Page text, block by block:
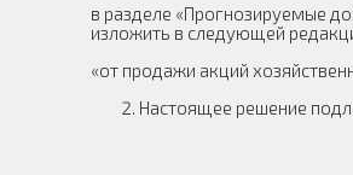
в разделе «Прогнозируемые
изложить в следующей
«от продажи акций
Настоящее решение